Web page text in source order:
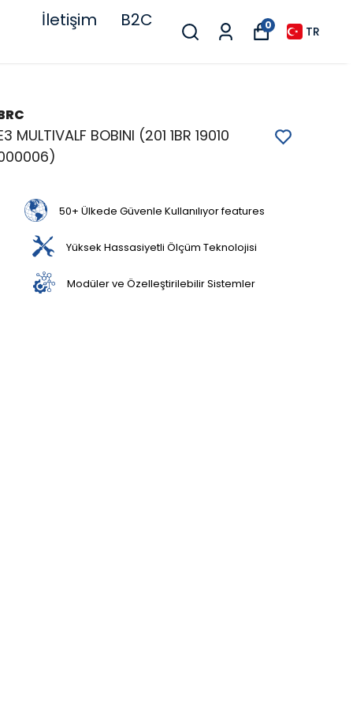
İletişim B2C 0 TR
MULTIVALF BOBINI (201 1BR 19010
50+ Ülkede Güvenle Kullanılıyor features
Yüksek Hassasiyetli Ölçüm Teknolojisi
Modüler ve Özelleştirilebilir Sistemler